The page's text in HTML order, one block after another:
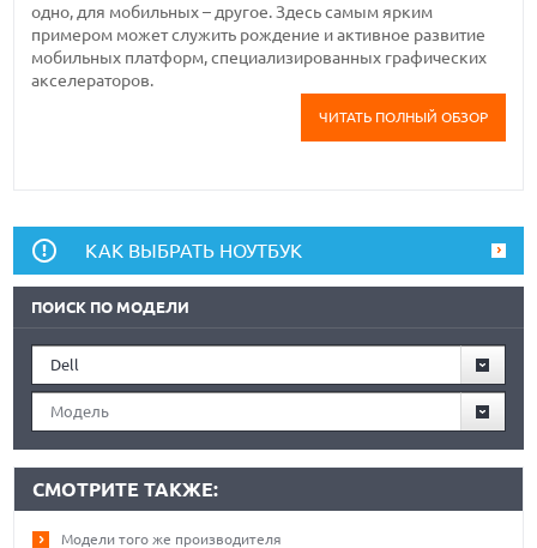
одно, для мобильных – другое. Здесь самым ярким
примером может служить рождение и активное развитие
мобильных платформ, специализированных графических
акселераторов.
ЧИТАТЬ ПОЛНЫЙ ОБЗОР
КАК ВЫБРАТЬ НОУТБУК
ПОИСК ПО МОДЕЛИ
Dell
Модель
СМОТРИТЕ ТАКЖЕ:
Модели того же производителя